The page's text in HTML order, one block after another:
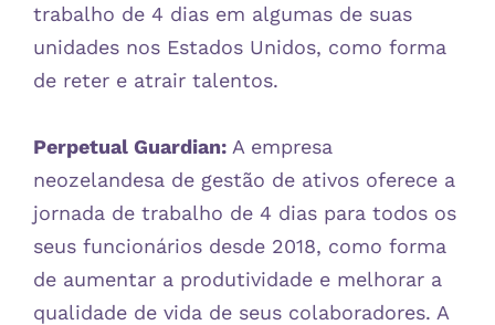
trabalho de 4 dias em algumas de suas
unidades nos Estados Unidos, como forma
de reter e atrair talentos.
Perpetual Guardian: A empresa
neozelandesa de gestão de ativos oferece a
jornada de trabalho de 4 dias para todos os
seus funcionários desde 2018, como forma
de aumentar a produtividade e melhorar a
qualidade de vida de seus colaboradores. A